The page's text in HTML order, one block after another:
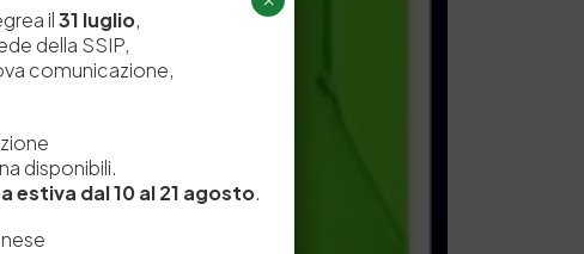
il31 luglio,
della SSIP,
comunicazione,
disponibili.
estiva dal 10 al 21 agosto.